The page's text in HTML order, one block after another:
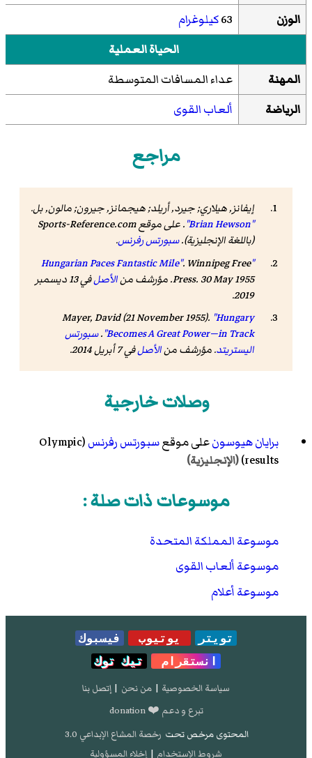
الوزن
63كيلوغرام
الحياة العملية
المهنة
عداء المسافات المتوسطة
الرياضة
ألعاب القوى
مراجع
إيفانز, هيلاري; جيرد, أريلد; هيجمانز, جيرون; مالون, بل.
"Brian Hewson"
.على موقع Sports-Reference.com
(باللغة الإنجليزية).سبورتس رفرنس.
"Hungarian Paces Fantastic Mile"
. Winnipeg Free
Press. 30 May 1955. مؤرشف من الأصل
في 13 ديسمبر
2019
.
Mayer, David (21 November 1955). "Hungary
Becomes A Great Power—in Track"
.سبورتس
اليستريتد. مؤرشف منالأصلفي 7 أبريل 2014 .
وصلات خارجية
برايان هيوسونعلى موقعسبورتس رفرنس (Olympic
results) (الإنجليزية)
موسوعات ذات صلة :
موسوعة المملكة المتحدة
موسوعة ألعاب القوى
موسوعة أعلام
تويتر يوتيوب
فيسبوك
انستقرام
تيك توك
سياسة الخصوصية | من نحن | إتصل بنا
تبرع و دعم ❤️ donation
المحتوى مرخص تحت رخصة المشاع الإبداعي 3.0
شروط الإستخدام | إخلاء المسؤولية